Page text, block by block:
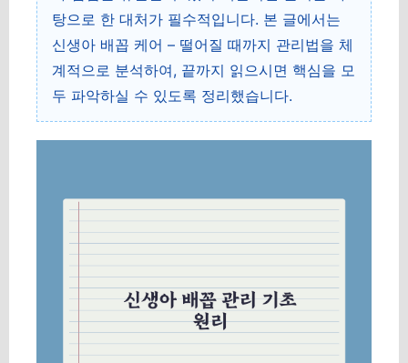
탕으로 한 대처가 필수적입니다. 본 글에서는
신생아 배꼽 케어 – 떨어질 때까지 관리법을 체
계적으로 분석하여, 끝까지 읽으시면 핵심을 모
두 파악하실 수 있도록 정리했습니다.